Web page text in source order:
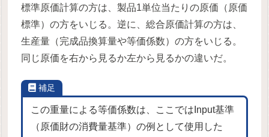
標準原価計算の方は、製品1単位当たりの原価（原価
標準）の方をいじる。逆に、総合原価計算の方は、
生産量（完成品換算量や等価係数）の方をいじる。
同じ原価を右から見るか左から見るかの違いだ。
補足
この重量による等価係数は、ここではInput基準
（原価財の消費量基準）の例として使用した